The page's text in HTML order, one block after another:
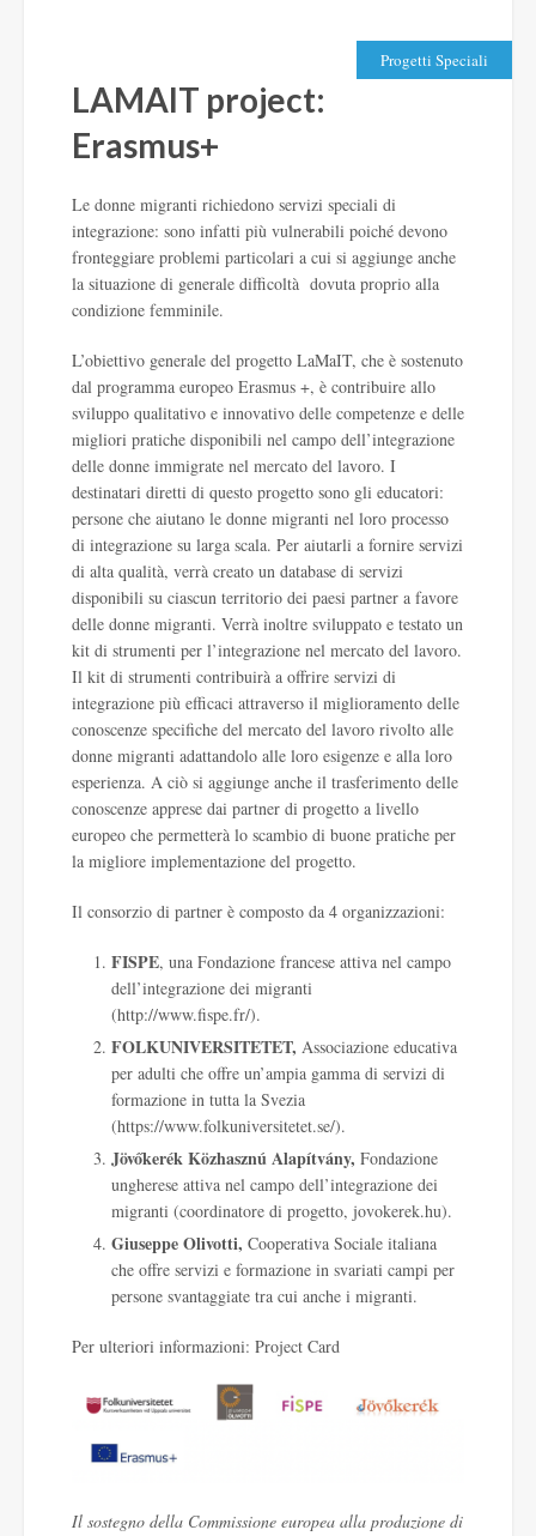
Progetti Speciali
LAMAIT project:
Erasmus+
Le donne migranti richiedono servizi speciali di
integrazione: sono infatti più vulnerabili poiché devono
fronteggiare problemi particolari a cui si aggiunge anche
la situazione di generale difficoltà dovuta proprio alla
condizione femminile.
L’obiettivo generale del progetto LaMaIT, che è sostenuto
dal programma europeo Erasmus +, è contribuire allo
sviluppo qualitativo e innovativo delle competenze e delle
migliori pratiche disponibili nel campo dell’integrazione
delle donne immigrate nel mercato del lavoro. I
destinatari diretti di questo progetto sono gli educatori:
persone che aiutano le donne migranti nel loro processo
di integrazione su larga scala. Per aiutarli a fornire servizi
di alta qualità, verrà creato un database di servizi
disponibili su ciascun territorio dei paesi partner a favore
delle donne migranti. Verrà inoltre sviluppato e testato un
kit di strumenti per l’integrazione nel mercato del lavoro.
Il kit di strumenti contribuirà a offrire servizi di
integrazione più efficaci attraverso il miglioramento delle
conoscenze specifiche del mercato del lavoro rivolto alle
donne migranti adattandolo alle loro esigenze e alla loro
esperienza. A ciò si aggiunge anche il trasferimento delle
conoscenze apprese dai partner di progetto a livello
europeo che permetterà lo scambio di buone pratiche per
la migliore implementazione del progetto.
Il consorzio di partner è composto da 4 organizzazioni:
FISPE, una Fondazione francese attiva nel campo
dell’integrazione dei migranti
(http://www.fispe.fr/).
FOLKUNIVERSITETET, Associazione educativa
per adulti che offre un’ampia gamma di servizi di
formazione in tutta la Svezia
(https://www.folkuniversitetet.se/).
Jövőkerék Közhasznú Alapítvány, Fondazione
ungherese attiva nel campo dell’integrazione dei
migranti (coordinatore di progetto, jovokerek.hu).
Giuseppe Olivotti, Cooperativa Sociale italiana
che offre servizi e formazione in svariati campi per
persone svantaggiate tra cui anche i migranti.
Per ulteriori informazioni: Project Card
Il sostegno della Commissione europea alla produzione di